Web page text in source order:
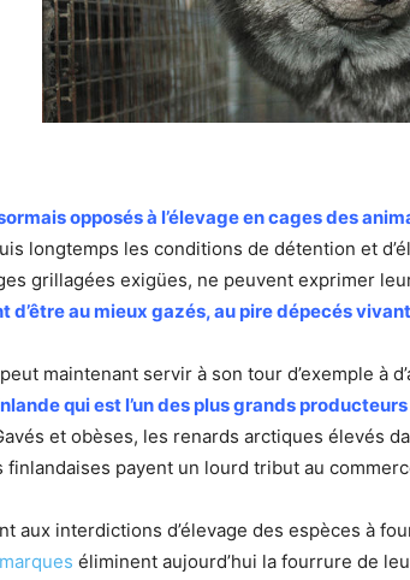
opposés à l’élevage en cages des
longtemps les conditions de détention et
grillagées exigües, ne peuvent exprimer
d’être au mieux gazés, au pire dépecés
maintenant servir à son tour d’exemple à
qui est l’un des plus grands
et obèses, les renards arctiques élevés
finlandaises payent un lourd tribut au
aux interdictions d’élevage des espèces à
éliminent aujourd’hui la fourrure de